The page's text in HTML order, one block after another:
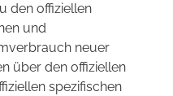
den offiziellen
und
neuer
über den offiziellen
spezifischen